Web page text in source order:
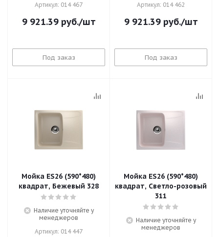
Артикул: 014 467
9 921.39руб./шт
Под заказ
Артикул: 014 462
9 921.39руб./шт
Под заказ
Мойка ES26 (590*480)
квадрат, Бежевый 328
Наличие уточняйте у
менеджеров
Артикул: 014 447
Мойка ES26 (590*480)
квадрат, Светло-розовый
311
Наличие уточняйте у
менеджеров